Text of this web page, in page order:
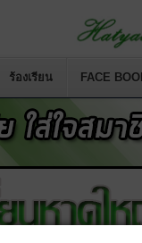
ร้องเรียน FACE